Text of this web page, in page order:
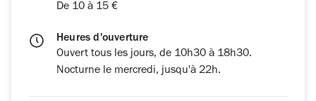
De 10 à 15 €
Heures d'ouverture
Ouvert tous les jours, de 10h30 à 18h30.
Nocturne le mercredi, jusqu'à 22h.